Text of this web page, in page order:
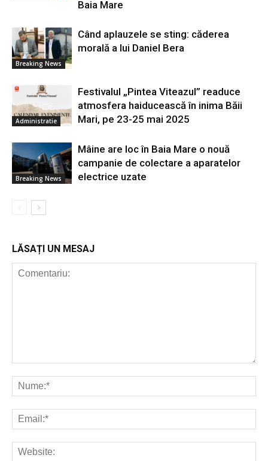
Baia Mare
Breaking News
Când aplauzele se sting: căderea
morală a lui Daniel Bera
Administratie
Festivalul „Pintea Viteazul” readuce
atmosfera haiducească în inima Băii
Mari, pe 23-25 mai 2025
Breaking News
Mâine are loc în Baia Mare o nouă
campanie de colectare a aparatelor
electrice uzate
LĂSAȚI UN MESAJ